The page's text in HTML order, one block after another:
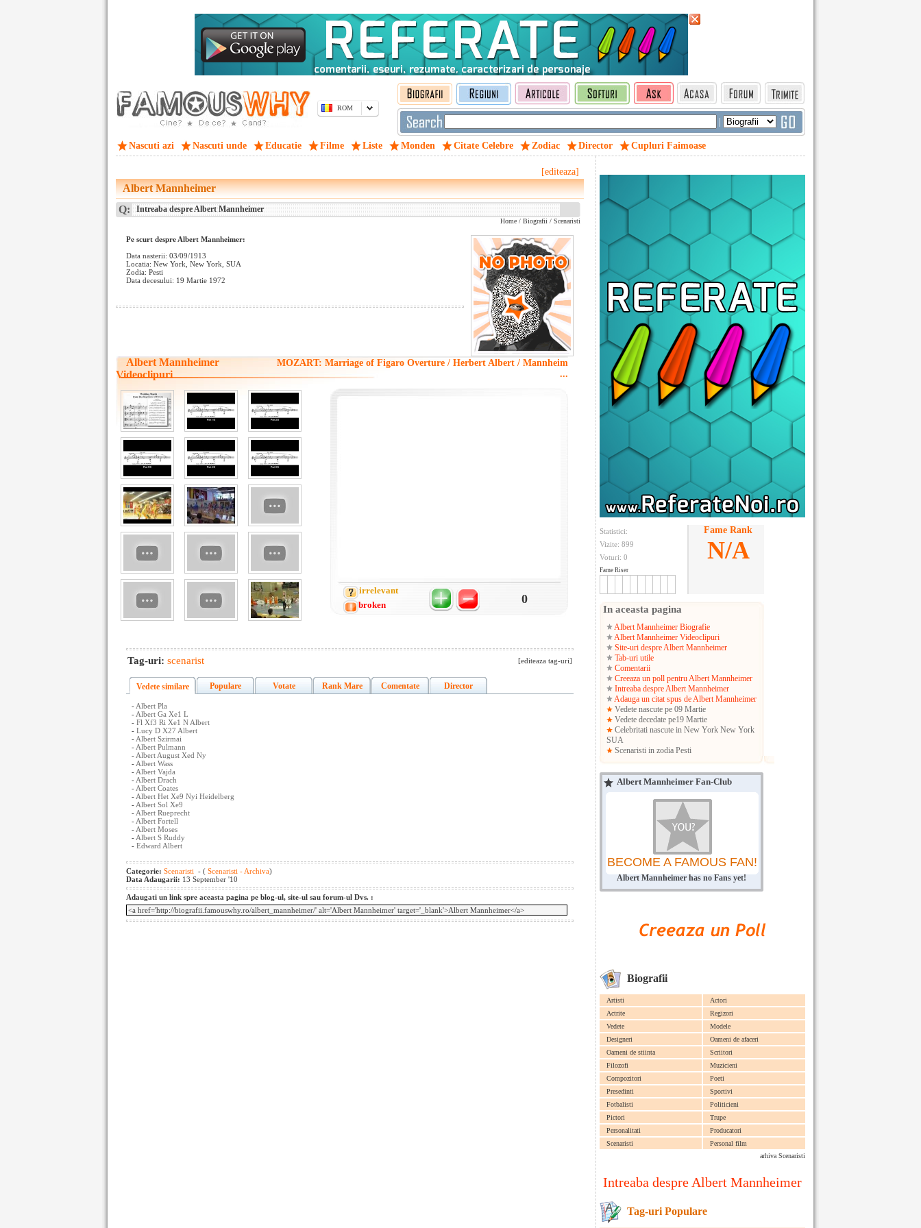
ROM
|
Nascuti azi Nascuti unde Educatie Filme Liste Monden Citate Celebre Zodiac Director Cupluri Faimoase
Statistici:
Vizite: 899
Voturi: 0
Fame Riser
Fame Rank
N/A
In aceasta pagina
Albert Mannheimer Biografie
Albert Mannheimer Videoclipuri
Site-uri despre Albert Mannheimer
Tab-uri utile
Comentarii
Creeaza un poll pentru Albert Mannheimer
Intreaba despre Albert Mannheimer
Adauga un citat spus de Albert Mannheimer
Vedete nascute pe 09 Martie
Vedete decedate pe19 Martie
Celebritati nascute in New York New York
SUA
Scenaristi in zodia Pesti
Albert Mannheimer Fan-Club
BECOME A FAMOUS FAN!
Albert Mannheimer has no Fans yet!
Biografii
Artisti
Actori
Actrite
Regizori
Vedete
Modele
Designeri
Oameni de afaceri
Oameni de stiinta
Scriitori
Filozofi
Muzicieni
Compozitori
Poeti
Presedinti
Sportivi
Fotbalisti
Politicieni
Pictori
Trupe
Personalitati
Producatori
Scenaristi
Personal film
arhiva Scenaristi
Intreaba despre Albert Mannheimer
Tag-uri Populare
[editeaza]
Albert Mannheimer
Q: Intreaba despre Albert Mannheimer
Home / Biografii / Scenaristi
Pe scurt despre Albert Mannheimer:
Data nasterii: 03/09/1913
Locatia: New York, New York, SUA
Zodia: Pesti
Data decesului: 19 Martie 1972
Albert Mannheimer
Videoclipuri
MOZART: Marriage of Figaro Overture / Herbert Albert / Mannheim
...
irrelevant
0
broken
Tag-uri: scenarist [editeaza tag-uri]
Vedete similare Populare Votate Rank Mare Comentate Director
- Albert Pla
- Albert Ga Xe1 L
- Fl Xf3 Ri Xe1 N Albert
- Lucy D X27 Albert
- Albert Szirmai
- Albert Pulmann
- Albert August Xed Ny
- Albert Wass
- Albert Vajda
- Albert Drach
- Albert Coates
- Albert Het Xe9 Nyi Heidelberg
- Albert Sol Xe9
- Albert Rueprecht
- Albert Fortell
- Albert Moses
- Albert S Ruddy
- Edward Albert
Categorie: Scenaristi - ( Scenaristi - Archiva)
Data Adaugarii: 13 September '10
Adaugati un link spre aceasta pagina pe blog-ul, site-ul sau forum-ul Dvs. :